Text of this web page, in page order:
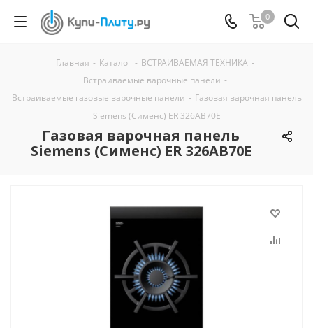
0
Главная - Каталог - ВСТРАИВАЕМАЯ ТЕХНИКА -
Встраиваемые варочные панели -
Встраиваемые газовые варочные панели - Газовая варочная панель
Siemens (Сименс) ER 326AB70E
Газовая варочная панель
Siemens (Сименс) ER 326AB70E